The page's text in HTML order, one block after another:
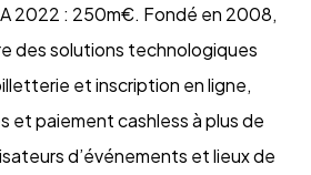
2022 : 250m€. Fondé en 2008,
des solutions technologiques
et inscription en ligne,
et paiement cashless à plus de
d’événements et lieux de